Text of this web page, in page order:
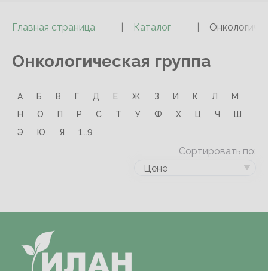
Главная страница Каталог
Онкологическая группа
А Б В Г Д Е Ж З И К Л
М
Н
О П Р С Т У Ф Х Ц Ч
Ш
Э
Ю Я 1...9
Сортировать по:
Цене